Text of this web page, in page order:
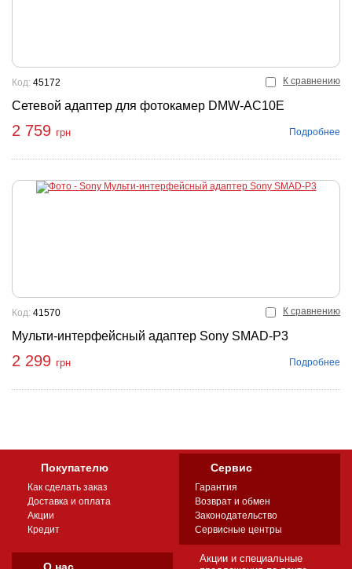
К сравнению
Сетевой адаптер для фотокамер DMW-AC10E
Код: 45172
2 759 грн Подробнее
К сравнению
Мульти-интерфейсный адаптер Sony SMAD-P3
Код: 41570
2 299 грн Подробнее
Покупателю
Как сделать заказ
Доставка и оплата
Акции
Кредит
Сервис
Гарантия
Возврат и обмен
Законодательство
Сервисные центры
Акции и специальные